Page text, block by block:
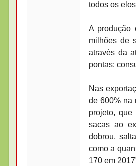
todos os
A produção
milhões de
através da
pontas:
Nas
de 600% na
projeto,
sacas ao
dobrou,
como a
170 em